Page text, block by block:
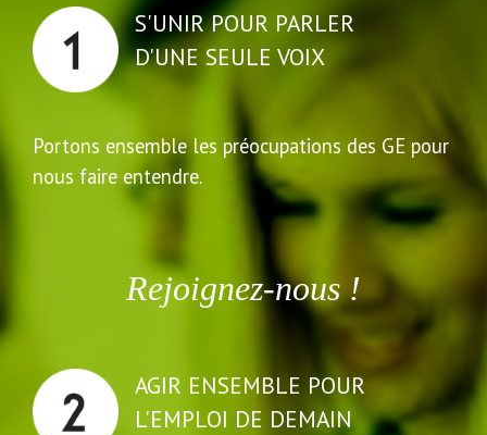
S'UNIR POUR PARLER
D'UNE SEULE VOIX
Portons ensemble les préocupations des GE pour
nous faire entendre.
Rejoignez-nous !
AGIR ENSEMBLE POUR
L'EMPLOI DE DEMAIN